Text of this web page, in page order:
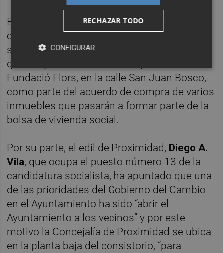
En cuanto a la ubicación de la oficina, el
candidato a la reelección ha avanzado que
se baraja su apertura en uno de los bajos
que el Ayuntamiento va a adquirir a la
Fundació Flors, en la calle San Juan Bosco,
como parte del acuerdo de compra de varios
inmuebles que pasarán a formar parte de la
bolsa de vivienda social.
Por su parte, el edil de Proximidad, Diego A.
Vila, que ocupa el puesto número 13 de la
candidatura socialista, ha apuntado que una
de las prioridades del Gobierno del Cambio
en el Ayuntamiento ha sido “abrir el
Ayuntamiento a los vecinos” y por este
motivo la Concejalía de Proximidad se ubica
en la planta baja del consistorio, “para
RECHAZAR TODO
CONFIGURAR